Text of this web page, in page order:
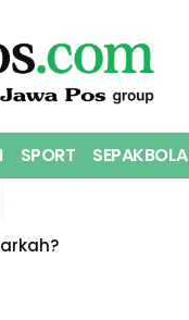
SPORT SEPAKBOLA